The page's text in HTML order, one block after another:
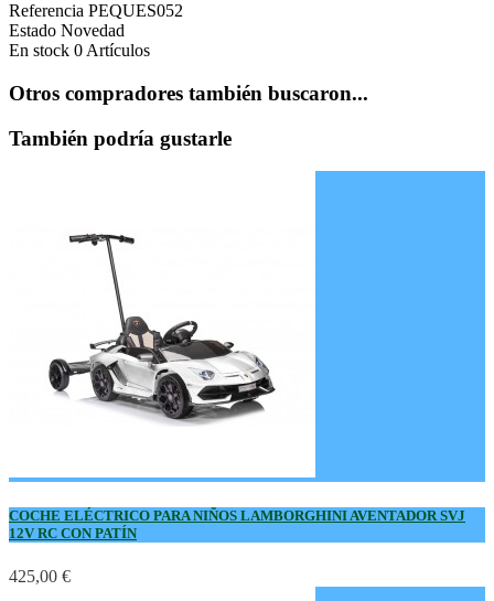
Referencia PEQUES052
Estado Novedad
En stock 0 Artículos
Otros compradores también buscaron...
También podría gustarle
COCHE ELÉCTRICO PARA NIÑOS LAMBORGHINI AVENTADOR SVJ
12V RC CON PATÍN
425,00 €